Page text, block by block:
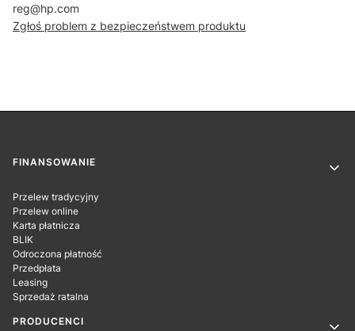
reg@hp.com
Zgłoś problem z bezpieczeństwem produktu
Linki w stopce
FINANSOWANIE
Przelew tradycyjny
Przelew online
Karta płatnicza
BLIK
Odroczona płatność
Przedpłata
Leasing
Sprzedaż ratalna
PRODUCENCI